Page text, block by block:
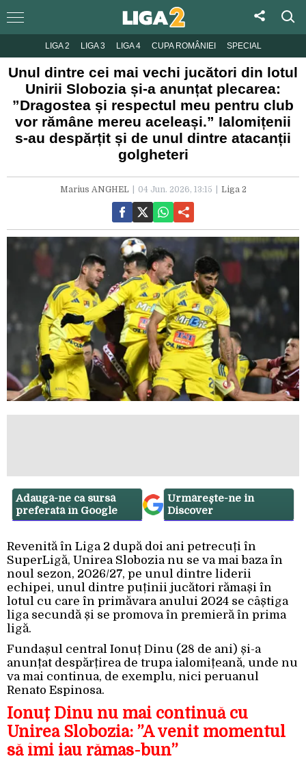
LIGA 2 LIGA 3 LIGA 4 CUPA ROMÂNIEI SPECIAL
Unul dintre cei mai vechi jucători din lotul
Unirii Slobozia și-a anunțat plecarea:
”Dragostea și respectul meu pentru club
vor rămâne mereu aceleași.” Ialomițenii
s-au despărțit și de unul dintre atacanții
golgheteri
Marius ANGHEL 04 Jun. 2026, 13:15 Liga 2
Adaugă-ne ca sursă
preferată în Google
Urmărește-ne in
Discover
Revenită în Liga 2 după doi ani petrecuți în
SuperLigă, Unirea Slobozia nu se va mai baza în
noul sezon, 2026/27, pe unul dintre liderii
echipei, unul dintre puținii jucători rămași în
lotul cu care în primăvara anului 2024 se câștiga
liga secundă și se promova în premieră în prima
ligă.
Fundașul central Ionuț Dinu (28 de ani) și-a
anunțat despărțirea de trupa ialomițeană, unde nu
va mai continua, de exemplu, nici peruanul
Renato Espinosa.
Ionuț Dinu nu mai continuă cu
Unirea Slobozia: ”A venit momentul
să îmi iau rămas-bun”